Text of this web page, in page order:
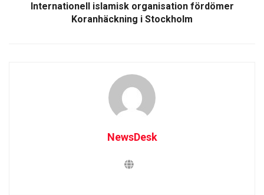
Internationell islamisk organisation fördömer
Koranhäckning i Stockholm
NewsDesk